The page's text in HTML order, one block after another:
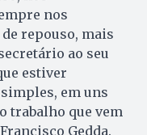
nos
repouso, mais
ao seu
estiver
em uns
trabalho que vem
Gedda.